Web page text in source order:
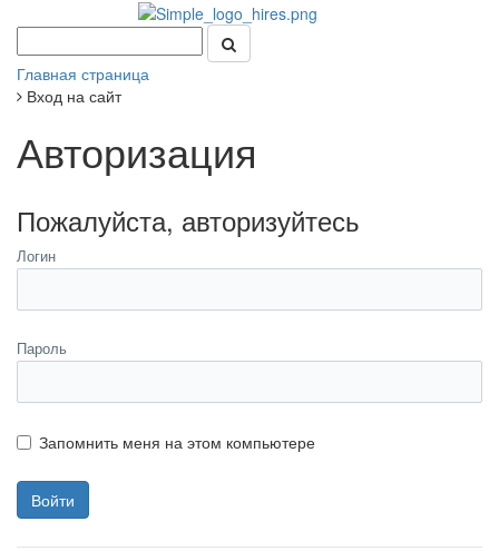
Главная страница
Вход на сайт
Авторизация
Пожалуйста, авторизуйтесь
Логин
Пароль
Запомнить меня на этом компьютере